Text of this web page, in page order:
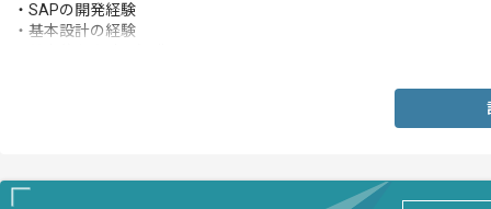
・SAPの開発経験
・基本設計の経験